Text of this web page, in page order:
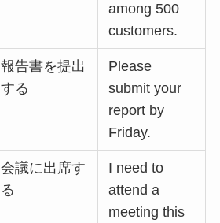
among 500
customers.
報告書を提出
する
Please
submit your
report by
Friday.
会議に出席す
る
I need to
attend a
meeting this